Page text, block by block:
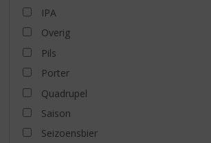
IPA
Overig
Pils
Porter
Quadrupel
Saison
Seizoensbier